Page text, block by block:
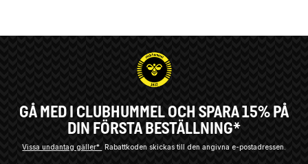
GÅ MED I CLUBHUMMEL OCH SPARA 15% PÅ
DIN FÖRSTA BESTÄLLNING*
Vissa undantag gäller* Rabattkoden skickas till den angivna e-postadressen.